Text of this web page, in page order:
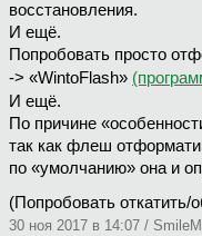
восстановления.
И ещё.
Попробовать просто
-> «WintoFlash»
И ещё.
По причине
так как флеш
по «умолчанию» она и
(Попробовать
30 ноя 2017 в 14:07 /